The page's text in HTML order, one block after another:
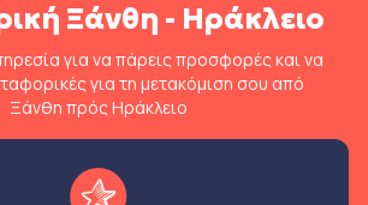
Ξάνθη - Ηράκλειο
για να πάρεις προσφορές και να
για τη μετακόμιση σου από
Ξάνθη πρός Ηράκλειο